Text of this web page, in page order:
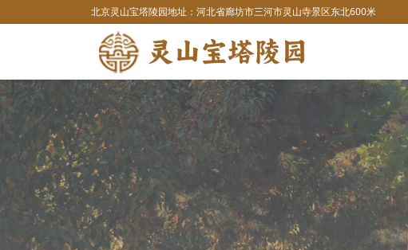
北京灵山宝塔陵园地址：河北省廊坊市三河市灵山寺景区东北600米